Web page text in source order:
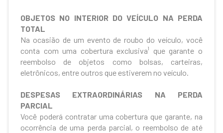
OBJETOS NO INTERIOR DO VEÍCULO NA PERDA
TOTAL
Na ocasião de um evento de roubo do veículo, você
conta com uma cobertura exclusiva¹ que garante o
reembolso de objetos como bolsas, carteiras,
eletrônicos, entre outros que estiverem no veículo.
DESPESAS EXTRAORDINÁRIAS NA PERDA
PARCIAL
Você poderá contratar uma cobertura que garante, na
ocorrência de uma perda parcial, o reembolso de até